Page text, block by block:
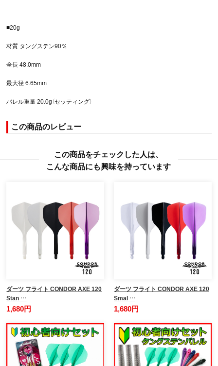
■20g
材質 タングステン90％
全長 48.0mm
最大径 6.65mm
バレル重量 20.0g（セッティング）
この商品のレビュー
この商品をチェックした人は、
こんな商品にも興味を持っています
ダーツ フライト CONDOR AXE 120
Stan …
1,680円
ダーツ フライト CONDOR AXE 120
Smal …
1,680円